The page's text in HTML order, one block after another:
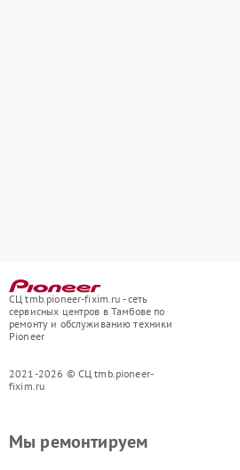
СЦ tmb.pioneer-fixim.ru - сеть
сервисных центров в Тамбове по
ремонту и обслуживанию техники
Pioneer
2021-2026 © СЦ tmb.pioneer-
fixim.ru
Мы ремонтируем